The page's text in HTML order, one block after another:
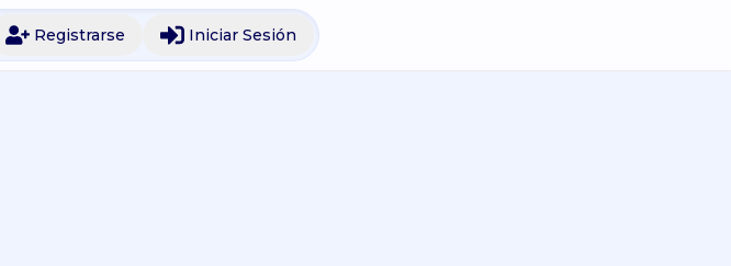
Registrarse Iniciar Sesión